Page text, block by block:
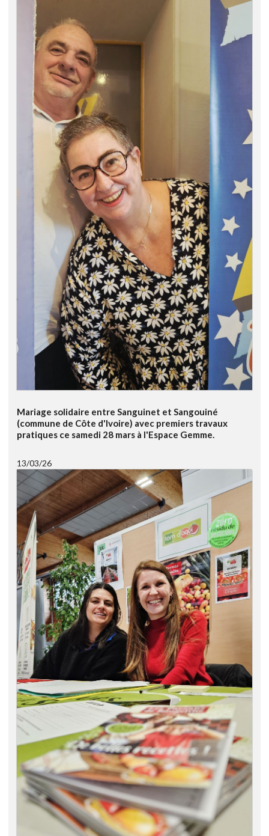
Mariage solidaire entre Sanguinet et Sangouiné
(commune de Côte d'Ivoire) avec premiers travaux
pratiques ce samedi 28 mars à l'Espace Gemme.
13/03/26